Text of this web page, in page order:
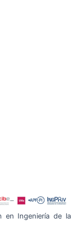
en Ingeniería de la